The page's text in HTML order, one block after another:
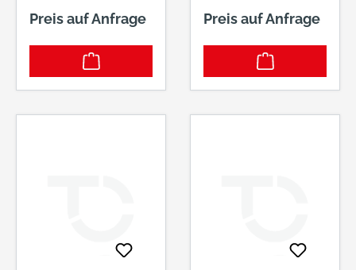
Preis auf Anfrage
GmbH & Co. KG,
Blumenthal 2, 58849
Herscheid, DE,
+4923579070,
Preis auf Anfrage